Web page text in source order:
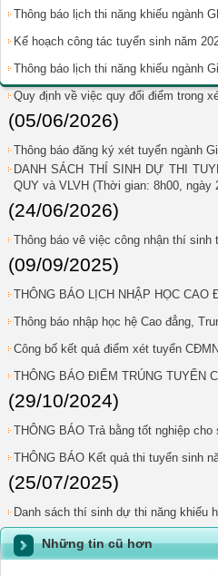
Thông báo lịch thi năng khiếu ngành
Kế hoạch công tác tuyển sinh năm
Thông báo lịch thi năng khiếu ngành
Quy định về việc quy đổi điểm trong
(05/06/2026)
Thông báo đăng ký xét tuyển ngành
DANH SÁCH THÍ SINH DỰ THI
QUY và VLVH (Thời gian: 8h00, ngày
(24/06/2026)
Thông báo vê việc công nhận thí
(09/09/2025)
THÔNG BÁO LỊCH NHẬP HỌC CAO
Thông báo nhập học hệ Cao đẳng,
Công bố kết quả điểm xét tuyển
THÔNG BÁO ĐIỂM TRÚNG TUYỂN
(29/10/2024)
THÔNG BÁO Trả bằng tốt nghiệp
THÔNG BÁO Kết quả thi tuyển sinh
(25/07/2025)
Danh sách thí sinh dự thi năng khiếu
Những tin cũ hơn